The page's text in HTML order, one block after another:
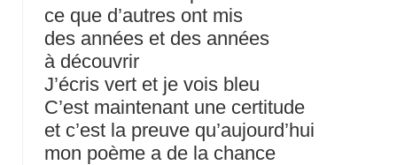
ce que d’autres ont mis
des années et des années
à découvrir
J’écris vert et je vois bleu
C’est maintenant une certitude
et c’est la preuve qu’aujourd’hui
mon poème a de la chance